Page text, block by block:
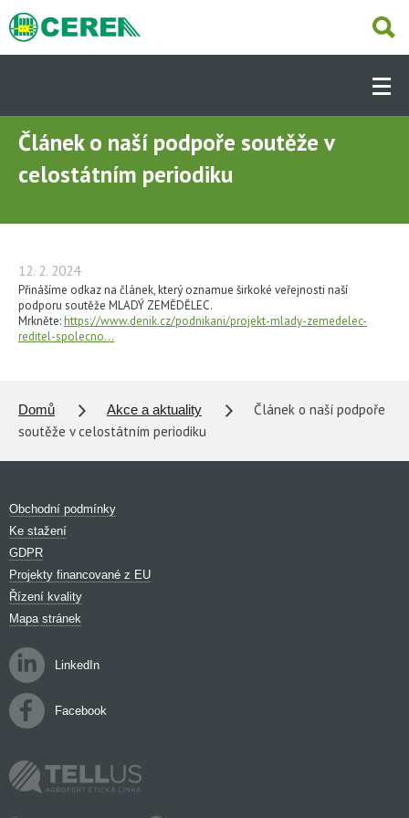
Přejít
hlavnímu
-
Dcery
(CS)
NABÍZÍME
OBCHODNÍ ČINNOST
SLUŽBY
KONTAKTY
Článek o naší podpoře soutěže v
celostátním periodiku
12. 2. 2024
Přinášíme odkaz na článek, který oznamue širkoké veřejnosti naší
podporu soutěže MLADÝ ZEMĚDĚLEC.
Mrkněte:https://www.denik.cz/podnikani/projekt-mlady-zemedelec-
reditel-spolecno…
Domů Akce a aktuality
Článek o naší podpoře
soutěže v celostátním periodiku
Obchodní podmínky
Ke stažení
GDPR
Projekty financované z EU
Řízení kvality
Mapa stránek
LinkedIn
Facebook